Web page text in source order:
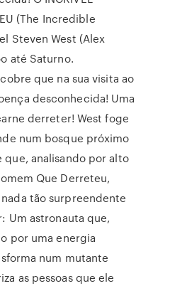
(The Incredible
Steven West (Alex
até Saturno.
que na sua visita ao
desconhecida! Uma
derreter! West foge
num bosque próximo
analisando por alto
Que Derreteu,
tão surpreendente
Um astronauta que,
por uma energia
num mutante
as pessoas que ele